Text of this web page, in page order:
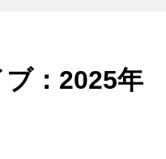
ブ：2025年